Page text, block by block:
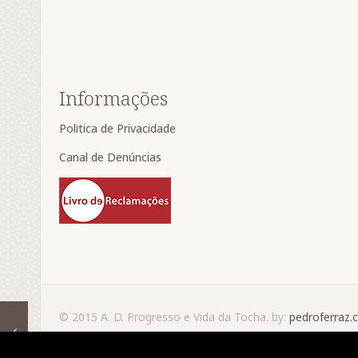
Informações
Politica de Privacidade
Canal de Denúncias
© 2015 A. D. Progresso e Vida da Tocha. by: